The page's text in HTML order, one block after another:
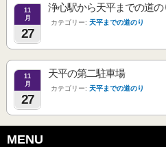
11
月
27
浄心駅から天平までの道の
カテゴリー: 天平までの道のり
11
月
27
天平の第二駐車場
カテゴリー: 天平までの道のり
MENU